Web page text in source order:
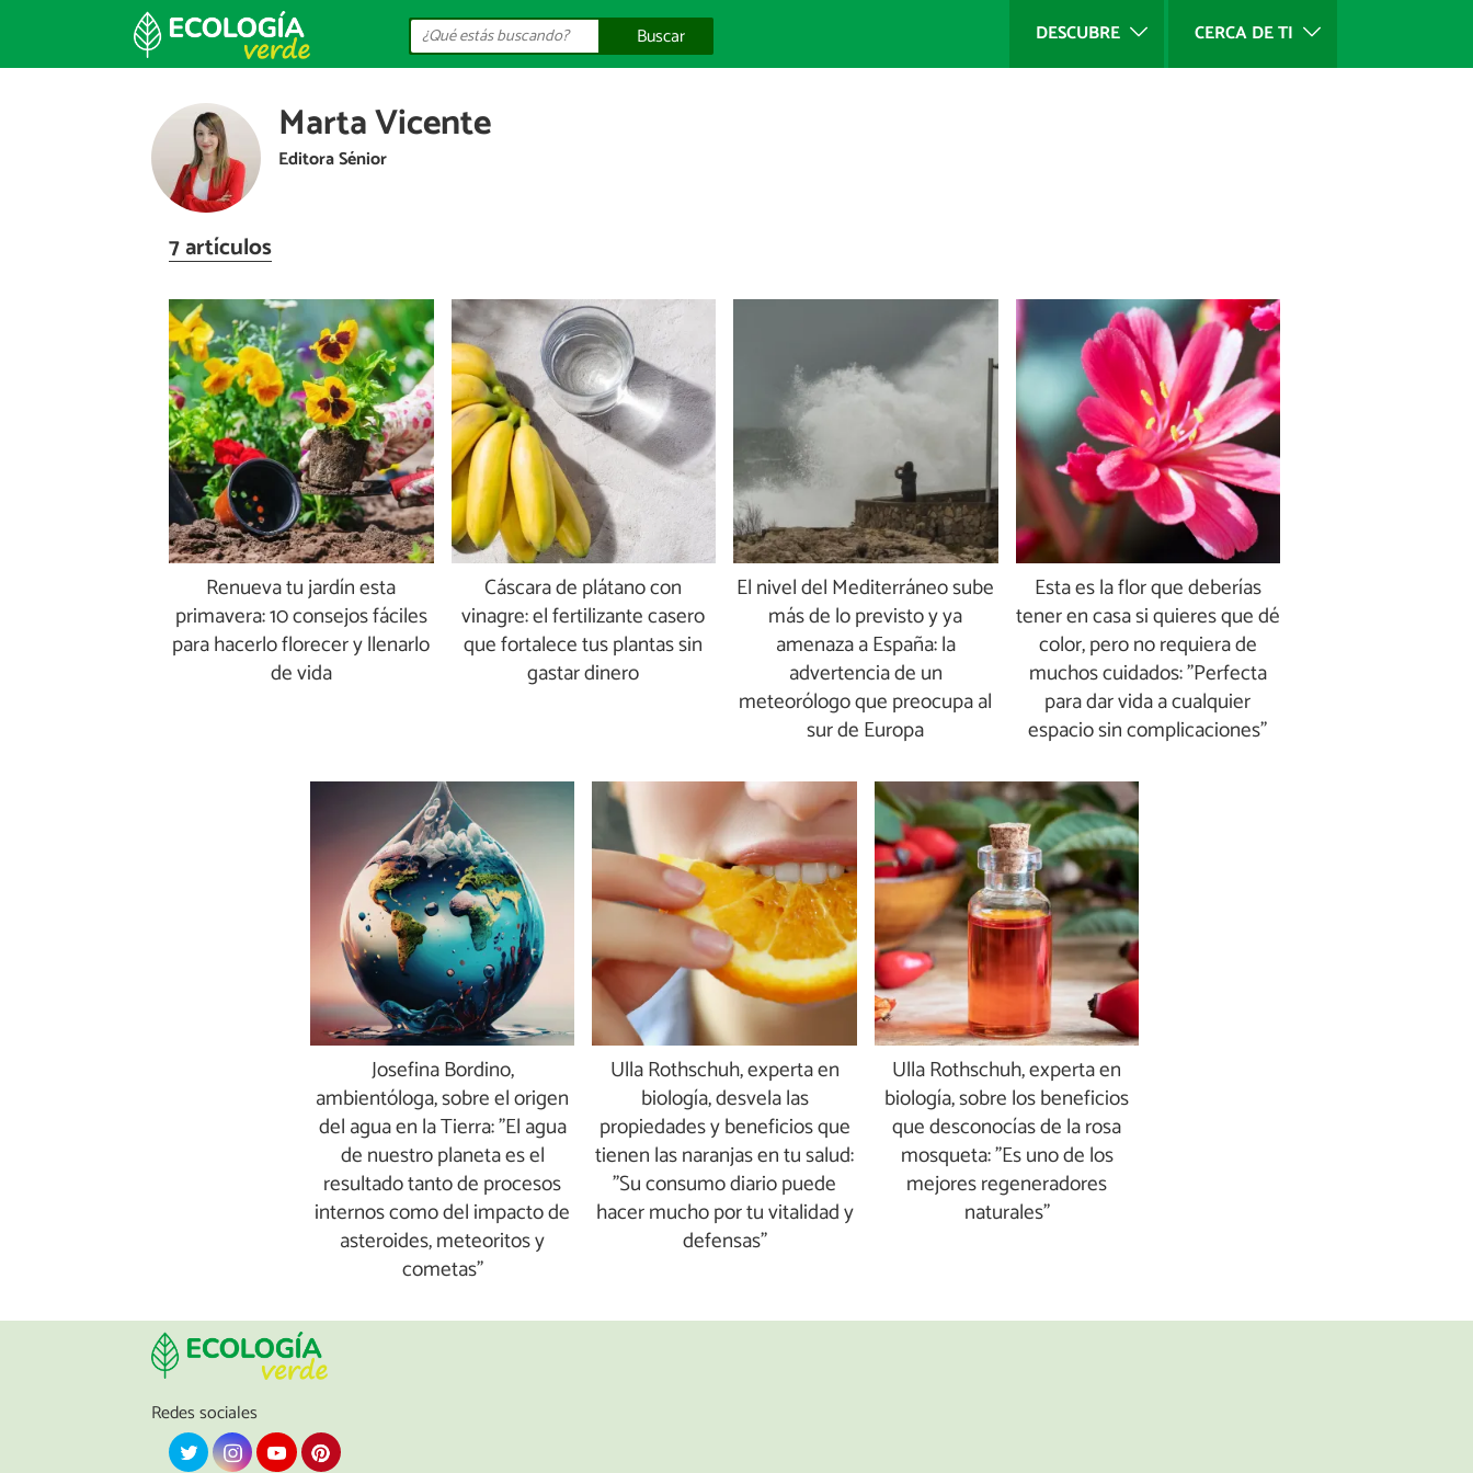
DESCUBRE CERCA DE TI
Buscar
Marta Vicente
Editora Sénior
7 artículos
Renueva tu jardín esta
primavera: 10 consejos fáciles
para hacerlo florecer y llenarlo
de vida
Cáscara de plátano con
vinagre: el fertilizante casero
que fortalece tus plantas sin
gastar dinero
El nivel del Mediterráneo sube
más de lo previsto y ya
amenaza a España: la
advertencia de un
meteorólogo que preocupa al
sur de Europa
Esta es la flor que deberías
tener en casa si quieres que dé
color, pero no requiera de
muchos cuidados: "Perfecta
para dar vida a cualquier
espacio sin complicaciones"
Josefina Bordino,
ambientóloga, sobre el origen
del agua en la Tierra: "El agua
de nuestro planeta es el
resultado tanto de procesos
internos como del impacto de
asteroides, meteoritos y
cometas"
Ulla Rothschuh, experta en
biología, desvela las
propiedades y beneficios que
tienen las naranjas en tu salud:
"Su consumo diario puede
hacer mucho por tu vitalidad y
defensas"
Ulla Rothschuh, experta en
biología, sobre los beneficios
que desconocías de la rosa
mosqueta: "Es uno de los
mejores regeneradores
naturales"
Redes sociales